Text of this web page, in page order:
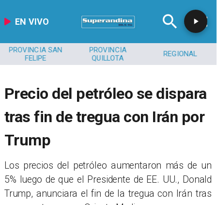
EN VIVO
PROVINCIA SAN
FELIPE
PROVINCIA
QUILLOTA
REGIONAL
Precio del petróleo se dispara
tras fin de tregua con Irán por
Trump
Los precios del petróleo aumentaron más de un
5% luego de que el Presidente de EE. UU., Donald
Trump, anunciara el fin de la tregua con Irán tras